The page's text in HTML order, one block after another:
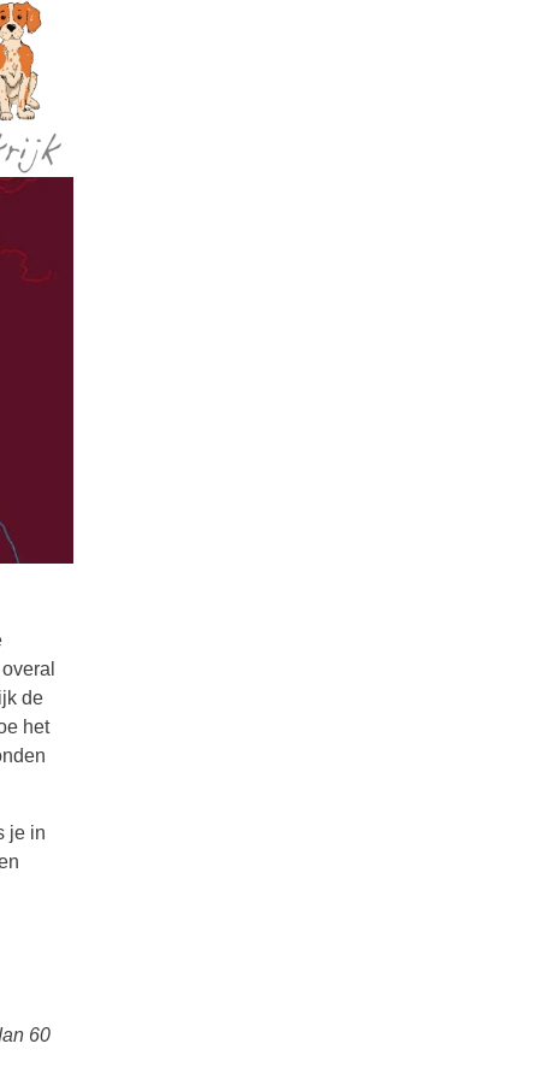
de
het
je in
60